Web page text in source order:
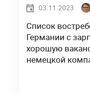
03.11.2023
Список
Германии с
хорошую
немецкой